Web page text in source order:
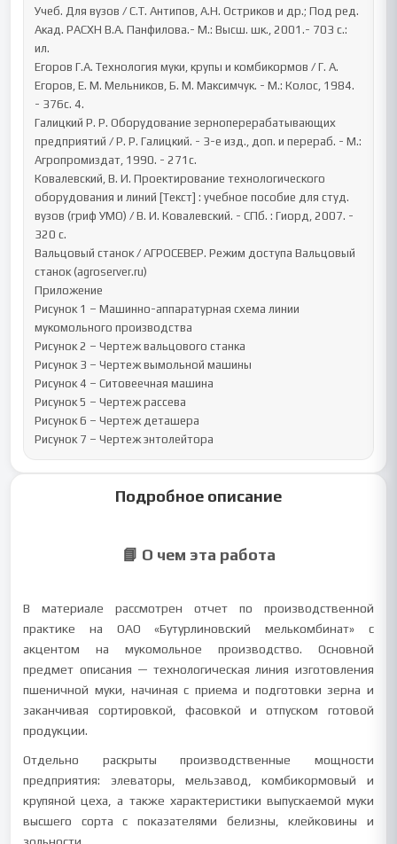
Учеб. Для вузов / С.Т. Антипов, А.Н. Остриков и др.; Под ред.
Акад. РАСХН В.А. Панфилова.- М.: Высш. шк., 2001.- 703 с.:
ил.
Егоров Г.А. Технология муки, крупы и комбикормов / Г. А.
Егоров, Е. М. Мельников, Б. М. Максимчук. - М.: Колос, 1984.
- 376с. 4.
Галицкий Р. Р. Оборудование зерноперерабатывающих
предприятий / Р. Р. Галицкий. - 3-е изд., доп. и перераб. - М.:
Агропромиздат, 1990. - 271с.
Ковалевский, В. И. Проектирование технологического
оборудования и линий [Текст] : учебное пособие для студ.
вузов (гриф УМО) / В. И. Ковалевский. - СПб. : Гиорд, 2007. -
320 с.
Вальцовый станок / АГРОСЕВЕР. Режим доступа Вальцовый
станок (agroserver.ru)
Приложение
Рисунок 1 – Машинно-аппаратурная схема линии
мукомольного производства
Рисунок 2 – Чертеж вальцового станка
Рисунок 3 – Чертеж вымольной машины
Рисунок 4 – Ситовеечная машина
Рисунок 5 – Чертеж рассева
Рисунок 6 – Чертеж деташера
Рисунок 7 – Чертеж энтолейтора
Подробное описание
📘 О чем эта работа
В материале рассмотрен отчет по производственной
практике на ОАО «Бутурлиновский мелькомбинат» с
акцентом на мукомольное производство. Основной
предмет описания — технологическая линия изготовления
пшеничной муки, начиная с приема и подготовки зерна и
заканчивая сортировкой, фасовкой и отпуском готовой
продукции.
Отдельно раскрыты производственные мощности
предприятия: элеваторы, мельзавод, комбикормовый и
крупяной цеха, а также характеристики выпускаемой муки
высшего сорта с показателями белизны, клейковины и